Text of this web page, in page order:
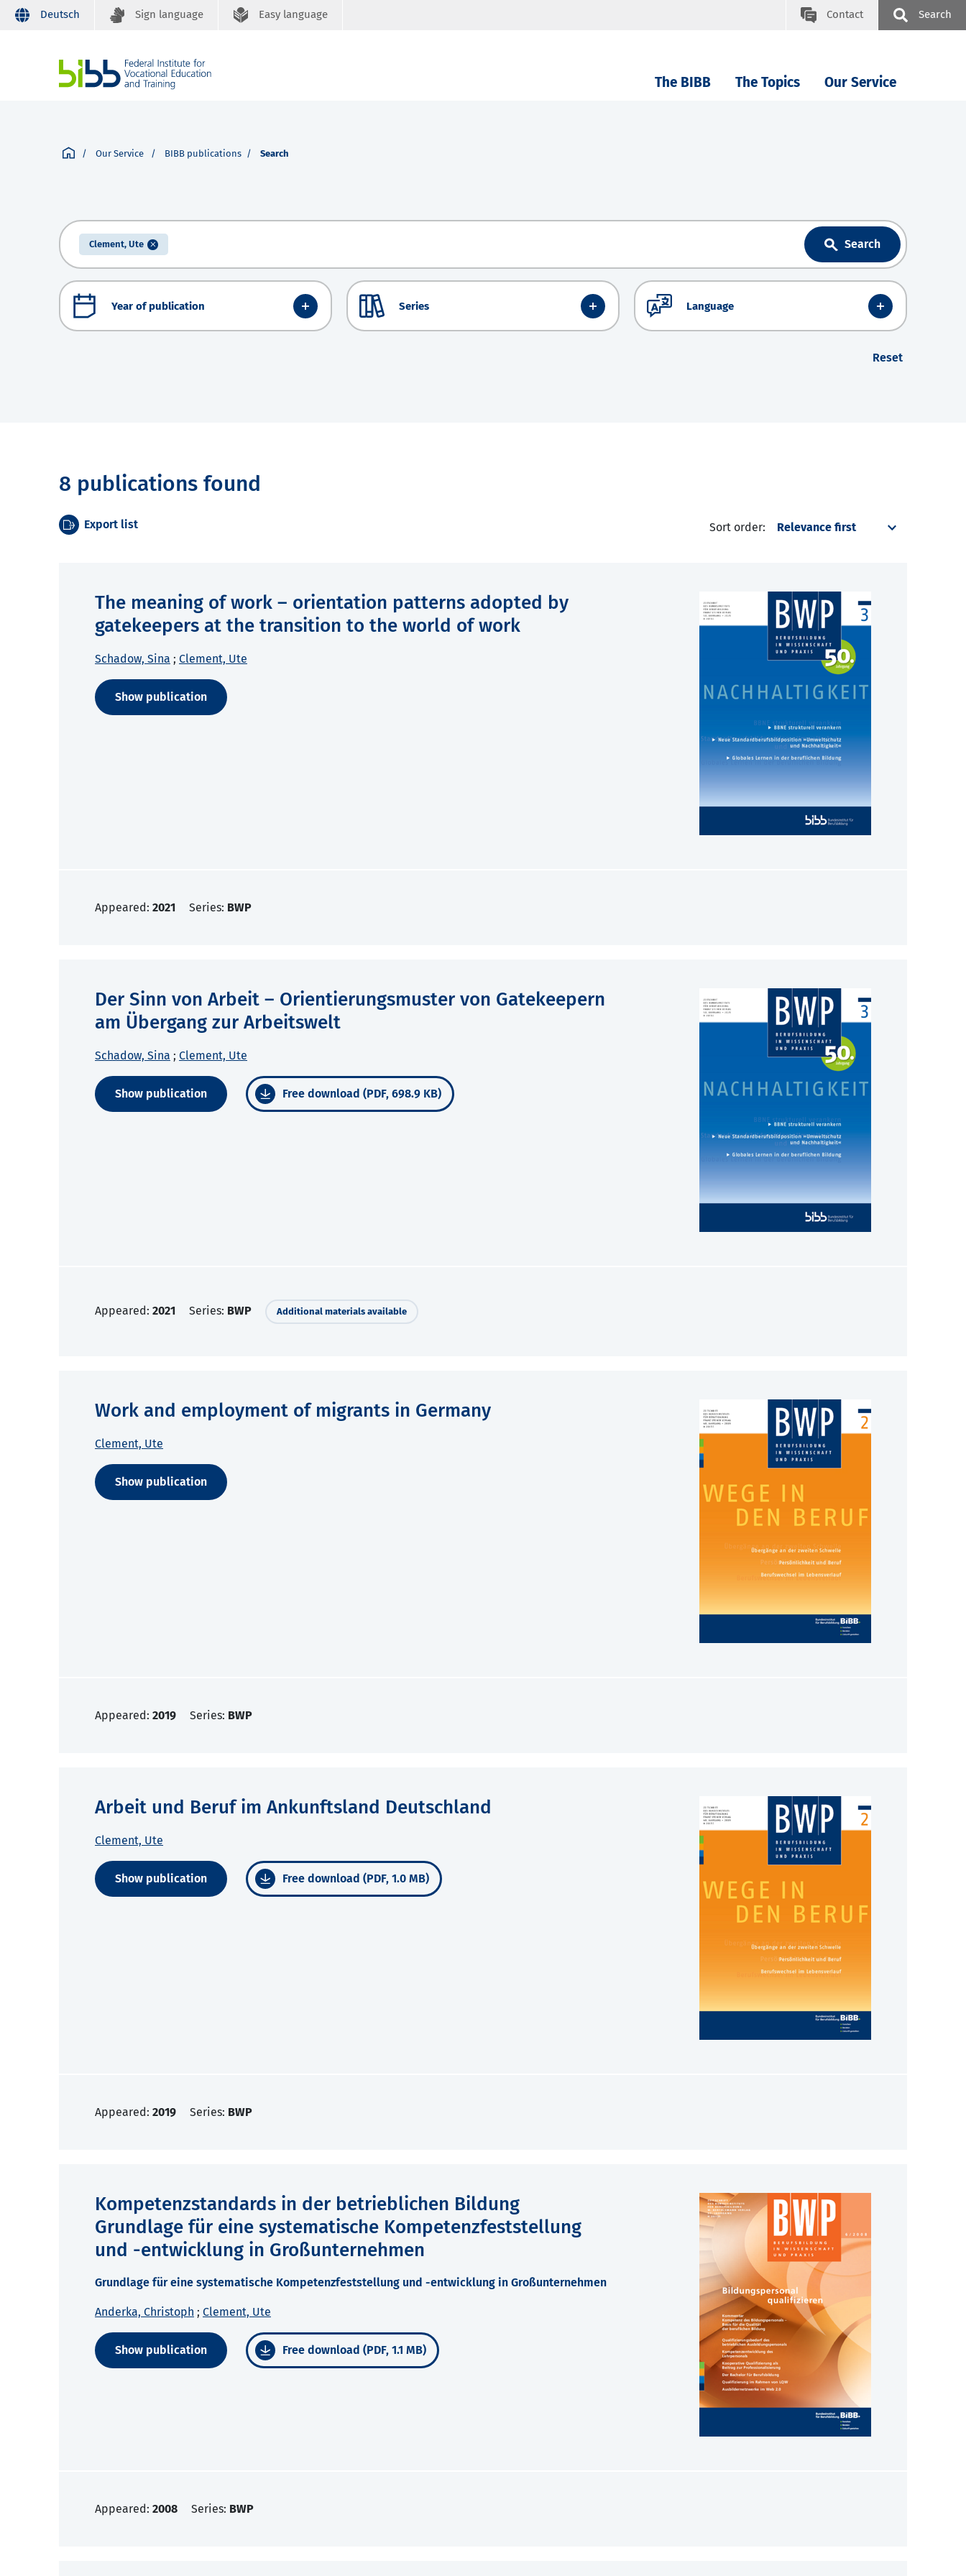
Deutsch Sign language Easy language Contact Search
The BIBB The Topics Our Service
Our Service BIBB publications Search
Clement, Ute Search
Year of publication Series Language
Reset
8 publications found
Export list Sort order:
The meaning of work – orientation patterns adopted by
gatekeepers at the transition to the world of work
Schadow, Sina ; Clement, Ute
Show publication
Appeared: 2021 Series: BWP
Der Sinn von Arbeit – Orientierungsmuster von Gatekeepern
am Übergang zur Arbeitswelt
Schadow, Sina ; Clement, Ute
Show publication Free download (PDF, 698.9 KB)
Appeared: 2021 Series: BWP Additional materials available
Work and employment of migrants in Germany
Clement, Ute
Show publication
Appeared: 2019 Series: BWP
Arbeit und Beruf im Ankunftsland Deutschland
Clement, Ute
Show publication Free download (PDF, 1.0 MB)
Appeared: 2019 Series: BWP
Kompetenzstandards in der betrieblichen Bildung
Grundlage für eine systematische Kompetenzfeststellung
und -entwicklung in Großunternehmen
Grundlage für eine systematische Kompetenzfeststellung und -entwicklung in Großunternehmen
Anderka, Christoph ; Clement, Ute
Show publication Free download (PDF, 1.1 MB)
Appeared: 2008 Series: BWP